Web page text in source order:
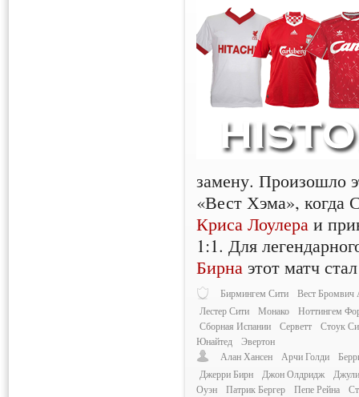
замену. Произошло
«Вест Хэма», когда
Криса Лоулера и
1:1. Для
Бирна этот матч
Бирмингем Сити
Вест Бромвич
Лестер Сити
Монако
Ноттингем
Сборная Испании
Серветт
Стоук
Юнайтед
Эвертон
Алан Хансен
Арчи Голди
Джерри Бирн
Джон Олдридж
Оуэн
Патрик Бергер Пепе Рейна